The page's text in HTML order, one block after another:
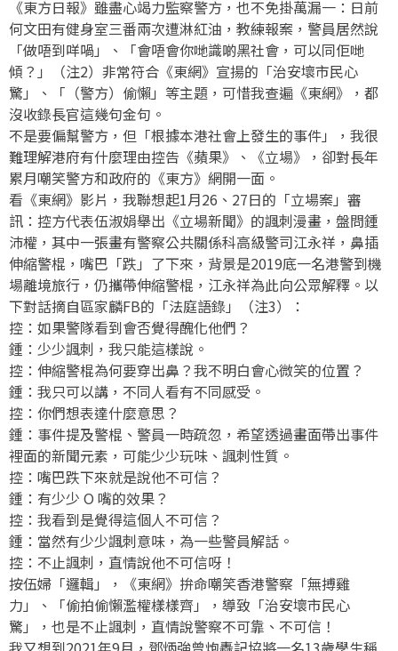
《東方日報》雖盡心竭力監察警方，也不免掛萬漏一：日前
何文田有健身室三番兩次遭淋紅油，教練報案，警員居然說
「做唔到咩喎」、「會唔會你哋識啲黑社會，可以同佢哋
傾？」（注2）非常符合《東網》宣揚的「治安壞市民心
驚」、「（警方）偷懶」等主題，可惜我查遍《東網》，都
沒收錄長官這幾句金句。
不是要偏幫警方，但「根據本港社會上發生的事件」，我很
難理解港府有什麼理由控告《蘋果》、《立場》，卻對長年
累月嘲笑警方和政府的《東方》網開一面。
看《東網》影片，我聯想起1月26、27日的「立場案」審
訊：控方代表伍淑娟舉出《立場新聞》的諷刺漫畫，盤問鍾
沛權，其中一張畫有警察公共關係科高級警司江永祥，鼻插
伸縮警棍，嘴巴「跌」了下來，背景是2019底一名港警到機
場離境旅行，仍攜帶伸縮警棍，江永祥為此向公眾解釋。以
下對話摘自區家麟FB的「法庭語錄」（注3）：
控：如果警隊看到會否覺得醜化他們？
鍾：少少諷刺，我只能這樣說。
控：伸縮警棍為何要穿出鼻？我不明白會心微笑的位置？
鍾：我只可以講，不同人看有不同感受。
控：你們想表達什麼意思？
鍾：事件提及警棍、警員一時疏忽，希望透過畫面帶出事件
裡面的新聞元素，可能少少玩味、諷刺性質。
控：嘴巴跌下來就是說他不可信？
鍾：有少少 O 嘴的效果？
控：我看到是覺得這個人不可信？
鍾：當然有少少諷刺意味，為一些警員解話。
控：不止諷刺，直情說他不可信呀！
按伍婦「邏輯」，《東網》拚命嘲笑香港警察「無搏雞
力」、「偷拍偷懶濫權樣樣齊」，導致「治安壞市民心
驚」，也是不止諷刺，直情說警察不可靠、不可信！